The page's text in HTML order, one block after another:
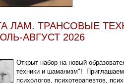
ЛАМ. ТРАНСОВЫЕ
АВГУСТ 2026
Открыт набор на новый
техники и шаманизм"! Приглашаем
психологов, психотерапевтов,